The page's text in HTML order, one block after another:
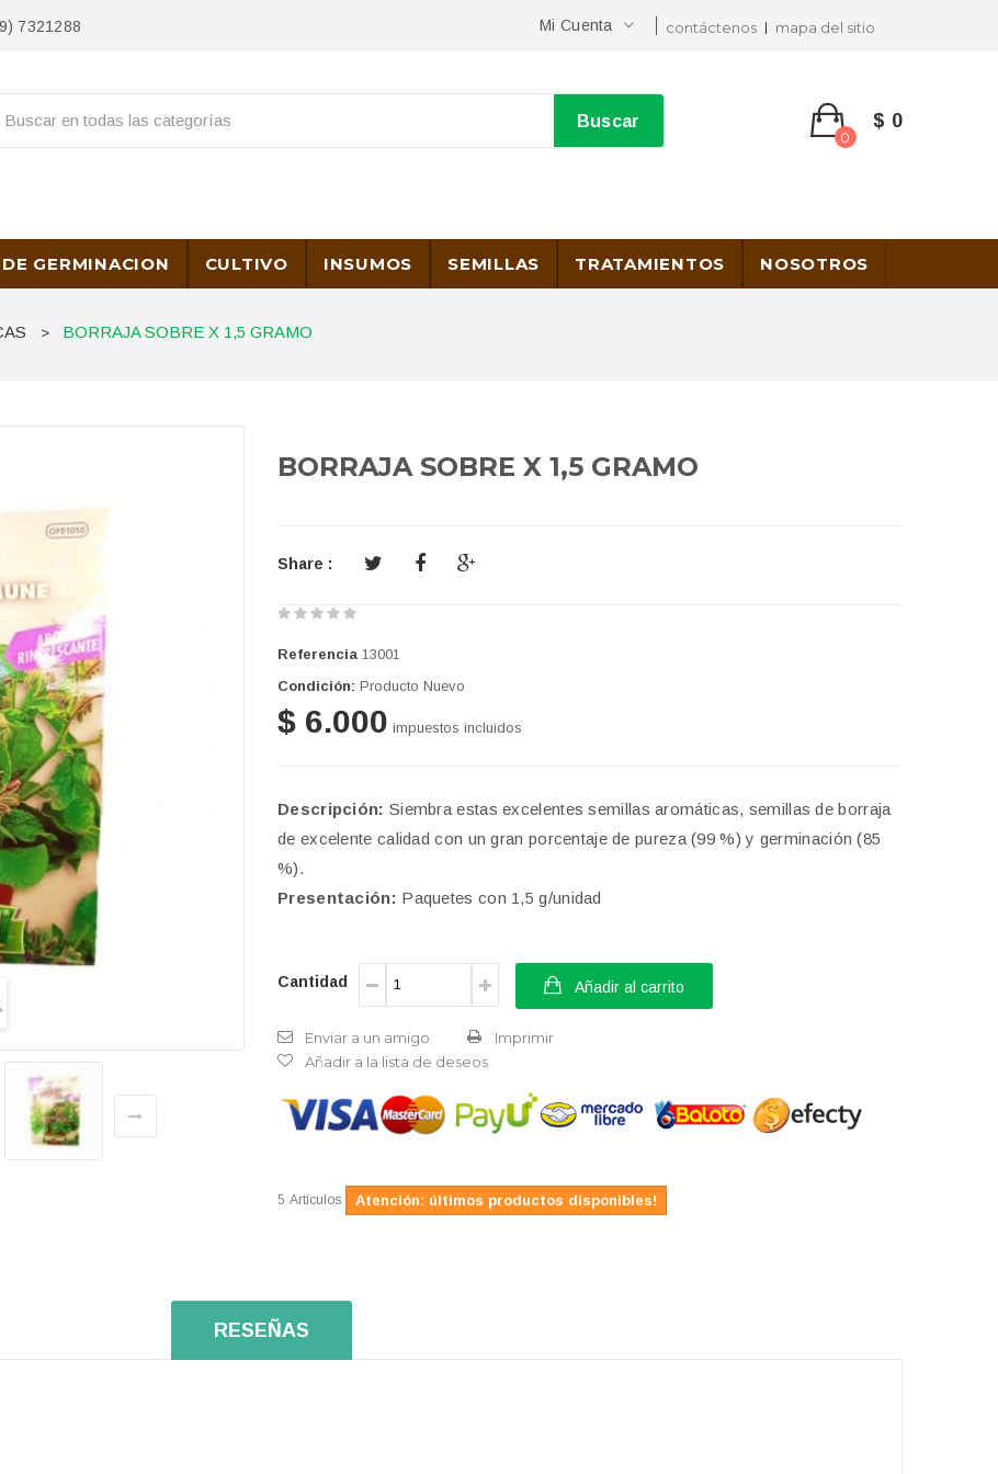
contáctenos mapa del sitio
7321288 Mi Cuenta
0
$ 0
Buscar
GERMINACION CULTIVO INSUMOS SEMILLAS TRATAMIENTOS NOSOTROS
> BORRAJA SOBRE X 1,5 GRAMO
BORRAJA SOBRE X 1,5 GRAMO
Share :
Referencia 13001
Condición: Producto Nuevo
$ 6.000 impuestos incluidos
Descripción: Siembra estas excelentes semillas aromáticas, semillas de borraja
de excelente calidad con un gran porcentaje de pureza (99 %) y germinación (85
%).
Presentación: Paquetes con 1,5 g/unidad
Cantidad Añadir al carrito
Enviar a un amigo
Imprimir
Añadir a la lista de deseos
5 Artículos Atención: últimos productos disponibles!
RESEÑAS